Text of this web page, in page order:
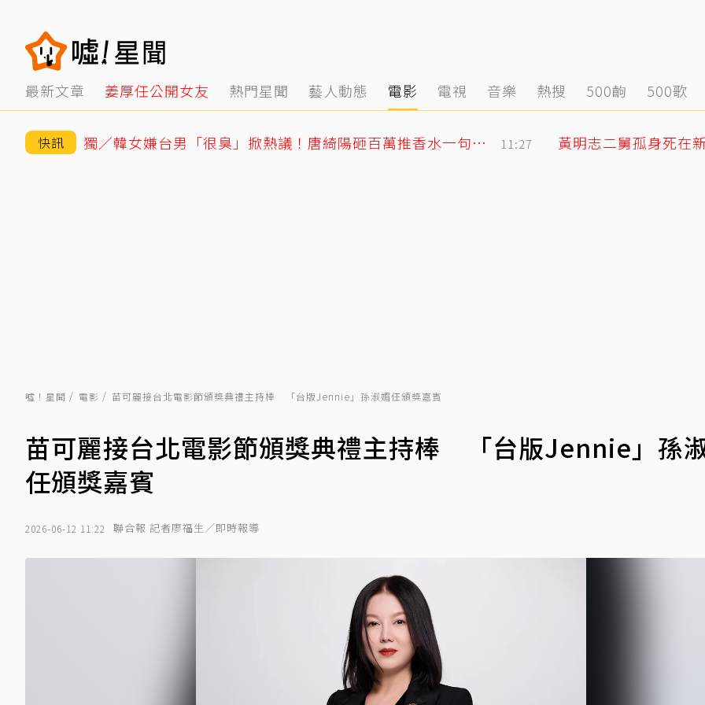
最新文章 姜厚任公開女友 熱門星聞 藝人動態 電影 電視 音樂 熱搜 500齣 500歌
快訊 獨／韓女嫌台男「很臭」掀熱議！唐綺陽砸百萬推香水一句話替台男平反 11:27
噓！星聞 電影 苗可麗接台北電影節頒獎典禮主持棒 「台版Jennie」孫淑媚任頒獎嘉賓
苗可麗接台北電影節頒獎典禮主持棒 「台版Jennie」孫
任頒獎嘉賓
2026-06-12 11:22 聯合報 記者廖福生／即時報導